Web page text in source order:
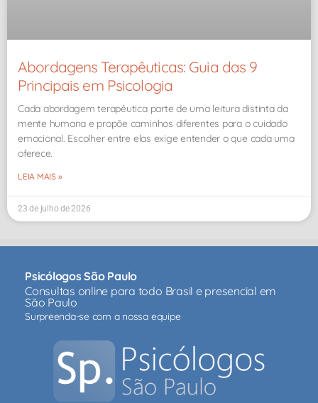
Abordagens Terapêuticas: Guia das 9
Principais em Psicologia
Cada abordagem terapêutica parte de uma leitura distinta da
mente humana e propõe caminhos diferentes para o cuidado
emocional. Escolher entre elas exige entender o que cada uma
oferece.
LEIA MAIS »
23 de julho de 2026
Psicólogos São Paulo
Consultas online para todo Brasil e presencial em
São Paulo
Surpreenda-se com a nossa equipe